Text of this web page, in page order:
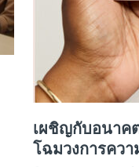
เผชิญกับอนาค
โฉมวงการคว